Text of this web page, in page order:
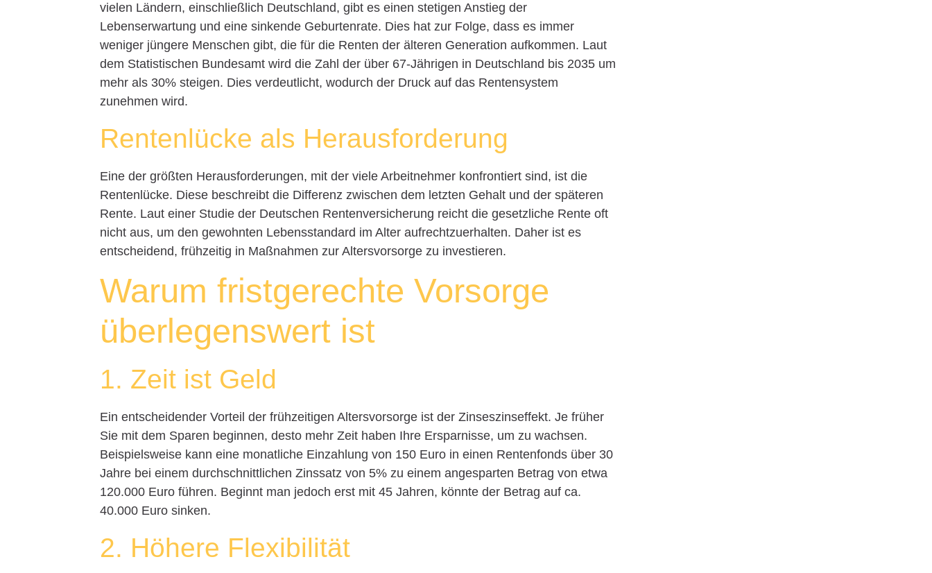
vielen Ländern, einschließlich Deutschland, gibt es einen stetigen Anstieg der
Lebenserwartung und eine sinkende Geburtenrate. Dies hat zur Folge, dass es immer
weniger jüngere Menschen gibt, die für die Renten der älteren Generation aufkommen. Laut
dem Statistischen Bundesamt wird die Zahl der über 67-Jährigen in Deutschland bis 2035 um
mehr als 30% steigen. Dies verdeutlicht, wodurch der Druck auf das Rentensystem
zunehmen wird.
Rentenlücke als Herausforderung
Eine der größten Herausforderungen, mit der viele Arbeitnehmer konfrontiert sind, ist die
Rentenlücke. Diese beschreibt die Differenz zwischen dem letzten Gehalt und der späteren
Rente. Laut einer Studie der Deutschen Rentenversicherung reicht die gesetzliche Rente oft
nicht aus, um den gewohnten Lebensstandard im Alter aufrechtzuerhalten. Daher ist es
entscheidend, frühzeitig in Maßnahmen zur Altersvorsorge zu investieren.
Warum fristgerechte Vorsorge
überlegenswert ist
1. Zeit ist Geld
Ein entscheidender Vorteil der frühzeitigen Altersvorsorge ist der Zinseszinseffekt. Je früher
Sie mit dem Sparen beginnen, desto mehr Zeit haben Ihre Ersparnisse, um zu wachsen.
Beispielsweise kann eine monatliche Einzahlung von 150 Euro in einen Rentenfonds über 30
Jahre bei einem durchschnittlichen Zinssatz von 5% zu einem angesparten Betrag von etwa
120.000 Euro führen. Beginnt man jedoch erst mit 45 Jahren, könnte der Betrag auf ca.
40.000 Euro sinken.
2. Höhere Flexibilität